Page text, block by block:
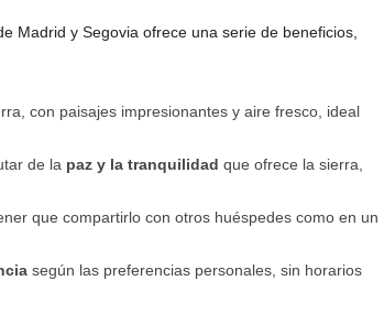
Madrid y Segovia ofrece una serie de beneficios,
con paisajes impresionantes y aire fresco, ideal
de la paz y la tranquilidad que ofrece la sierra,
que compartirlo con otros huéspedes como en un
según las preferencias personales, sin horarios